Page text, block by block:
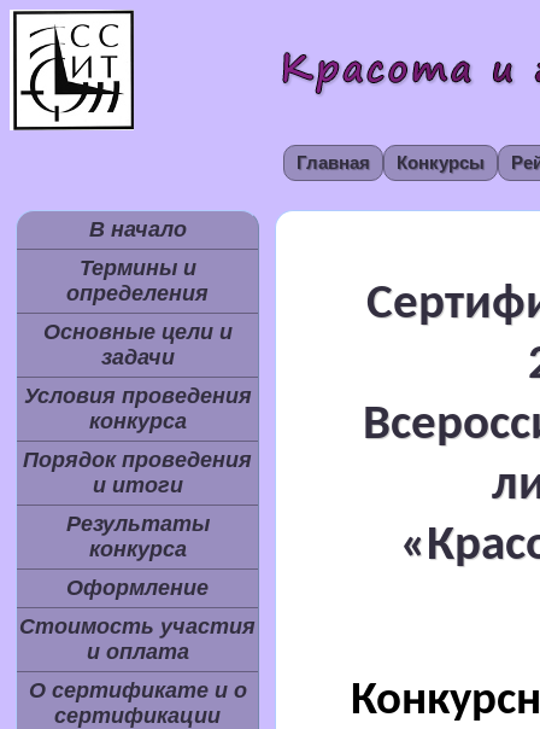
Главная Конкурсы
В начало
Термины и
определения
Основные цели и
задачи
Условия проведения
конкурса
Порядок проведения
и итоги
Результаты
конкурса
Оформление
Стоимость участия
и оплата
О сертификате и о
сертификации